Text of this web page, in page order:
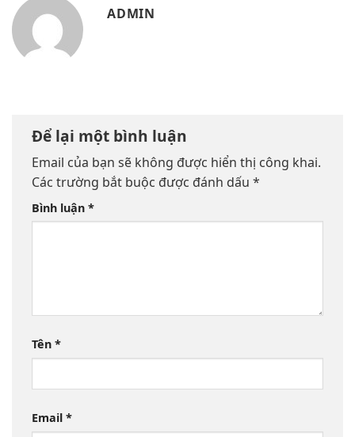
ADMIN
Để lại một bình luận
Email của bạn sẽ không được hiển thị công khai.
Các trường bắt buộc được đánh dấu *
Bình luận *
Tên *
Email *